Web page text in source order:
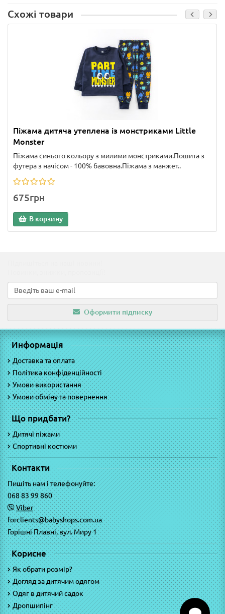
Схожі товари
Піжама дитяча утеплена із монстриками Little
Monster
Піжама синього кольору з милими монстриками.Пошита з
футера з начісом - 100% бавовна.Піжама з манжет..
675грн
В корзину
Оформити підписку
Информація
Доставка та оплата
Політика конфіденційності
Умови використання
Умови обміну та повернення
Що придбати?
Дитячі піжами
Спортивні костюми
Контакти
Пишіть нам і телефонуйте:
068 83 99 860
Viber
forclients@babyshops.com.ua
Горішні Плавні, вул. Миру 1
Корисне
Як обрати розмір?
Догляд за дитячим одягом
Одяг в дитячий садок
Дропшипінг